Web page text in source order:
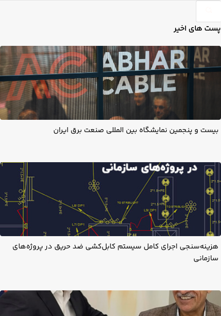
پست های اخیر
بیست و پنجمین نمایشگاه بین المللی صنعت برق ایران
هزینه‌سنجی اجرای کامل سیستم کابل‌کشی ضد حریق در پروژه‌های
سازمانی